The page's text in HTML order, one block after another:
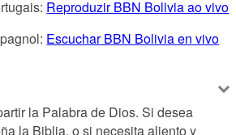
Reproduzir BBN Bolivia ao vivo
Escuchar BBN Bolivia en vivo
la Palabra de Dios. Si desea
la Biblia, o si necesita aliento y